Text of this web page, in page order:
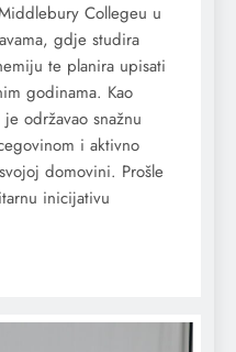
Collegeu u
gdje studira
te planira upisati
godinama. Kao
održavao snažnu
i aktivno
domovini. Prošle
inicijativu